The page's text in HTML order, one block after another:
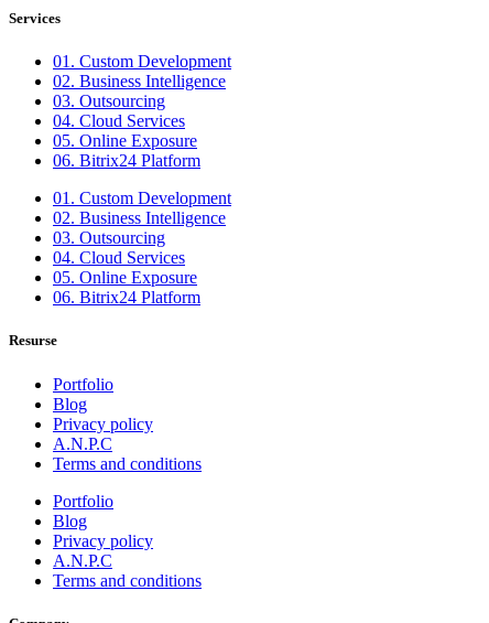
Services
01. Custom Development
02. Business Intelligence
03. Outsourcing
04. Cloud Services
05. Online Exposure
06. Bitrix24 Platform
01. Custom Development
02. Business Intelligence
03. Outsourcing
04. Cloud Services
05. Online Exposure
06. Bitrix24 Platform
Resurse
Portfolio
Blog
Privacy policy
A.N.P.C
Terms and conditions
Portfolio
Blog
Privacy policy
A.N.P.C
Terms and conditions